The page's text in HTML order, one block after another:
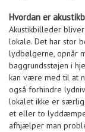
Hvordan er
Akustikbilleder
lokale. Det har stor
lydbølgerne, opnår
baggrundsstøjen i
kan være med til at
også forhindre
lokalet ikke er
et eller to
afhjælper man